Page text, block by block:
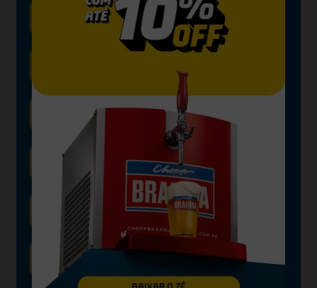
ESTILO
Honey Wheat Ale
TEOR ALCOÓLICO
Médio
Doce e encorpada
AMARGOR
10 IBU
TEMPERATURA IDEAL
4-8 ºC